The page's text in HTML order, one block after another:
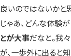
良いのではないかと
じゃあ、どんな体験
とが大事だなと。我
が、一歩外に出ると